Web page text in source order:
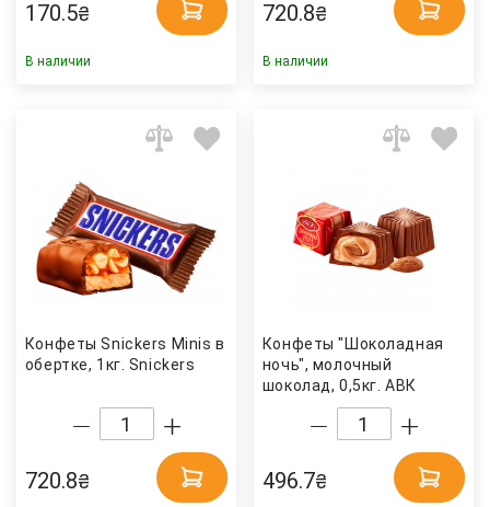
170.5₴
В наличии
720.8₴
В наличии
Конфеты Snickers Minis в
обертке, 1кг. Snickers
720.8₴
Конфеты "Шоколадная
ночь", молочный
шоколад, 0,5кг. АВК
496.7₴